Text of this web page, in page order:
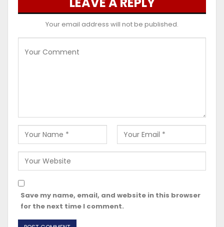
Your email address will not be published.
Save my name, email, and website in this browser
for the next time I comment.